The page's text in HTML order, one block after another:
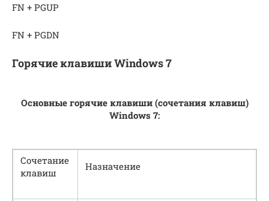
FN + PGUP
FN + PGDN
Горячие клавиши Windows 7
Основные горячие клавиши (сочетания клавиш)
Windows 7:
Сочетание
клавиш
Назначение